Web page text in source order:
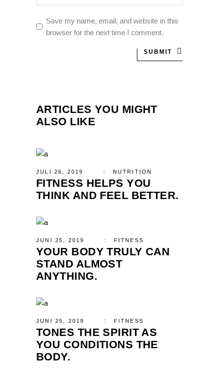
Save my name, email, and website in this
browser for the next time I comment.
SUBMIT
ARTICLES YOU MIGHT
ALSO LIKE
JULI 26, 2019 NUTRITION
FITNESS HELPS YOU
THINK AND FEEL BETTER.
JUNI 25, 2019 FITNESS
YOUR BODY TRULY CAN
STAND ALMOST
ANYTHING.
JUNI 25, 2019 FITNESS
TONES THE SPIRIT AS
YOU CONDITIONS THE
BODY.